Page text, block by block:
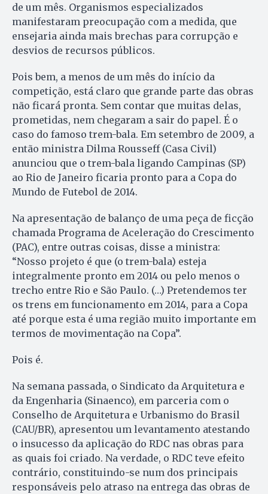
de um mês. Organismos especializados
manifestaram preocupação com a medida, que
ensejaria ainda mais brechas para corrupção e
desvios de recursos públicos.
Pois bem, a menos de um mês do início da
competição, está claro que grande parte das obras
não ficará pronta. Sem contar que muitas delas,
prometidas, nem chegaram a sair do papel. É o
caso do famoso trem-bala. Em setembro de 2009, a
então ministra Dilma Rousseff (Casa Civil)
anunciou que o trem-bala ligando Campinas (SP)
ao Rio de Janeiro ficaria pronto para a Copa do
Mundo de Futebol de 2014.
Na apresentação de balanço de uma peça de ficção
chamada Pro­grama de Aceleração do Cres­ci­mento
(PAC), entre outras coisas, disse a ministra:
“Nosso projeto é que (o trem-bala) esteja
integralmente pronto em 2014 ou pelo menos o
trecho entre Rio e São Paulo. (…) Pretendemos ter
os trens em funcionamento em 2014, para a Copa
até porque esta é uma região muito importante em
termos de movimentação na Copa”.
Pois é.
Na semana passada, o Sin­di­cato da Arquitetura e
da Enge­nharia (Sinaenco), em parceria com o
Conselho de Arqui­tetura e Ur­banismo do Brasil
(CAU/BR), apresentou um levantamento atestando
o insucesso da aplicação do RDC nas obras para
as quais foi criado. Na verdade, o RDC teve efeito
contrário, constituindo-se num dos principais
responsáveis pelo atraso na entrega das obras de